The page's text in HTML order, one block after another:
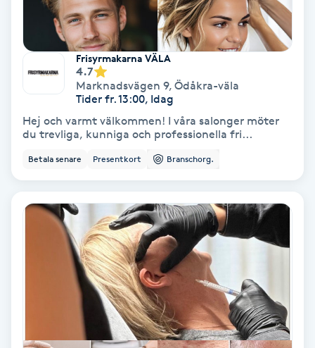
Regndroppsmassage
Reiki
Reikihealing
Reiki massage
Restorative Yoga
Rosacea
Rosenmetoden
Ryggmassage
Samtalsterapi
Frisyrmakarna VÄLA
4.7
Marknadsvägen 9, Ödåkra-väla
Tider fr. 13:00, Idag
Hej och varmt välkommen! I våra salonger möter
du trevliga, kunniga och professionella fri...
Betala senare Presentkort Branschorg.